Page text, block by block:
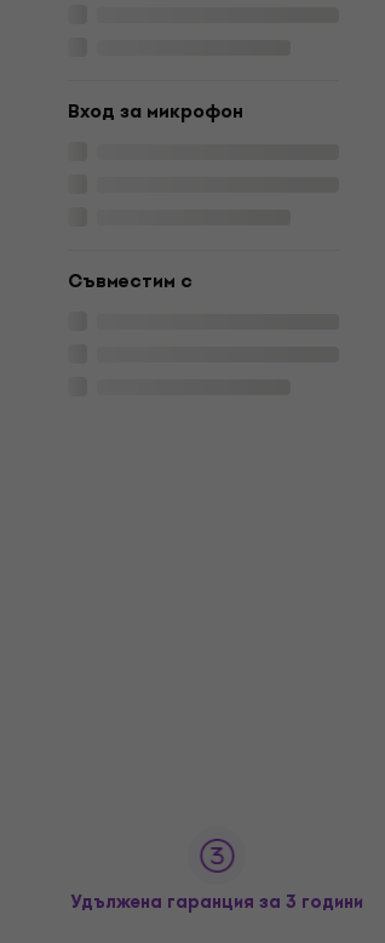
Вход за микрофон
Съвместим с
Удължена гаранция за 3 години